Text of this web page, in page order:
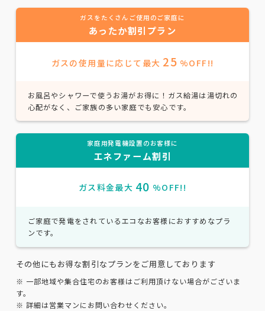
ガスをたくさんご使用のご家庭に
あったか割引プラン
ガスの使用量に応じて最大 25 %OFF!!
お風呂やシャワーで使うお湯がお得に！ガス給湯は湯切れの
心配がなく、ご家族の多い家庭でも安心です。
家庭用発電機設置のお客様に
エネファーム割引
ガス料金最大 40 %OFF!!
ご家庭で発電をされているエコなお客様におすすめなプラ
ンです。
その他にもお得な割引なプランをご用意しております
※ 一部地域や集合住宅のお客様はご利用頂けない場合がございま
す。
※ 詳細は営業マンにお問い合わせください。